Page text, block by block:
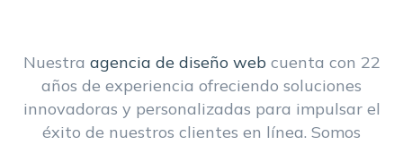
Nuestra agencia de diseño webcuenta con 22
años de experiencia ofreciendo soluciones
innovadoras y personalizadas para impulsar el
éxito de nuestros clientes en línea. Somos